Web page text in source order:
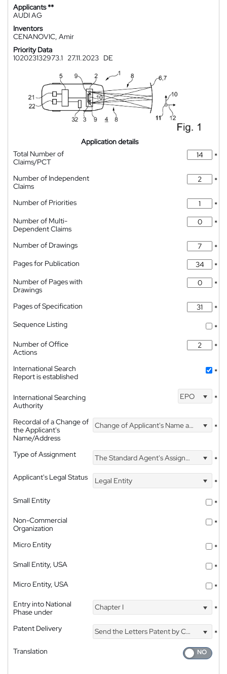
Applicants **
AUDI AG
Inventors
CENANOVIC, Amir
Priority Data
102023132973.1
27.11.2023 DE
Application details
Total Number of
Claims/PCT
*
Number of Independent
Claims
*
Number of Priorities
*
Number of Multi-
Dependent Claims
*
Number of Drawings
*
Pages for Publication
*
Number of Pages with
Drawings
*
Pages of Specification
*
Sequence Listing
*
Number of Office
Actions
*
International Search
Report is established
*
International Searching
Authority
EPO *
Recordal of a Change of
the Applicant's
Name/Address
Change of Applicant's Name and Address *
Type of Assignment The Standard Agent's Assignment
*
Applicant's Legal Status
Legal Entity
*
Small Entity
*
Non-Commercial
Organization
*
Micro Entity
*
Small Entity, USA
*
Micro Entity, USA
*
Entry into National
Phase under
Chapter I *
Patent Delivery Send the Letters Patent by Courier
*
Translation